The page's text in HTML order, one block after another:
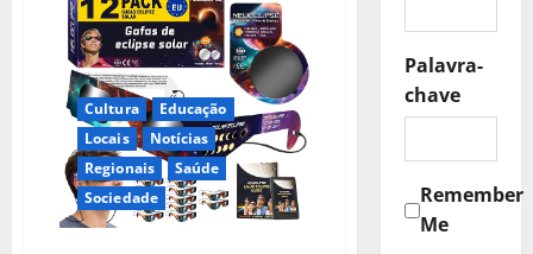
Cultura
Educação
Locais
Notícias
Regionais
Saúde
Sociedade
Palavra-
chave
Remember
Me